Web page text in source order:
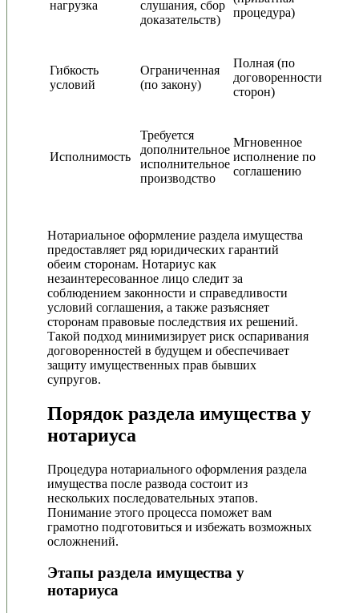
нагрузка
слушания, сбор
доказательств)
процедура)
Гибкость
условий
Ограниченная
(по закону)
Полная (по
договоренности
сторон)
Исполнимость
Требуется
дополнительное
исполнительное
производство
Мгновенное
исполнение по
соглашению
Нотариальное оформление раздела имущества
предоставляет ряд юридических гарантий
обеим сторонам. Нотариус как
незаинтересованное лицо следит за
соблюдением законности и справедливости
условий соглашения, а также разъясняет
сторонам правовые последствия их решений.
Такой подход минимизирует риск оспаривания
договоренностей в будущем и обеспечивает
защиту имущественных прав бывших
супругов.
Порядок раздела имущества у
нотариуса
Процедура нотариального оформления раздела
имущества после развода состоит из
нескольких последовательных этапов.
Понимание этого процесса поможет вам
грамотно подготовиться и избежать возможных
осложнений.
Этапы раздела имущества у
нотариуса